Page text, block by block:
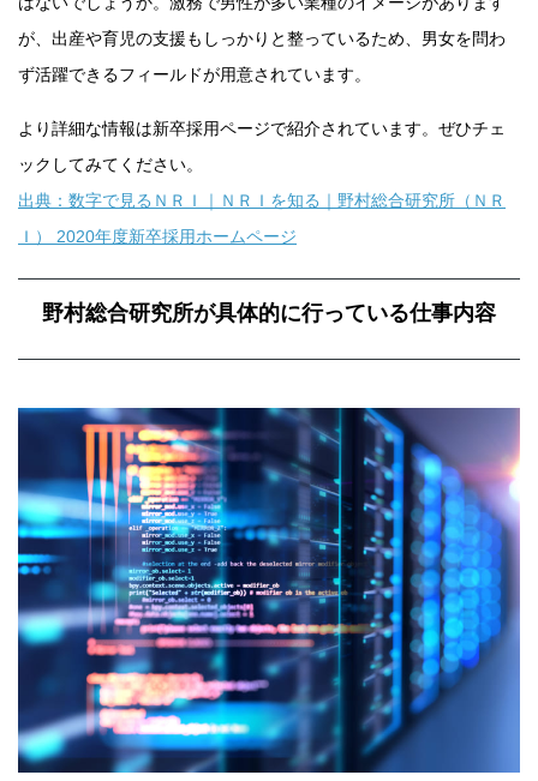
が、出産や育児の支援もしっかりと整っているため、男女を問わ
ず活躍できるフィールドが用意されています。
より詳細な情報は新卒採用ページで紹介されています。ぜひチェ
ックしてみてください。
出典：数字で見るＮＲＩ｜ＮＲＩを知る｜野村総合研究所（ＮＲ
Ｉ） 2020年度新卒採用ホームページ
野村総合研究所が具体的に行っている仕事内容